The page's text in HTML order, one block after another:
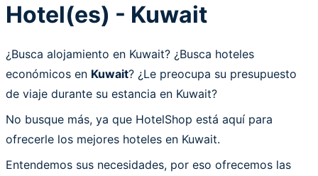
Hotel(es) - Kuwait
¿Busca alojamiento en Kuwait? ¿Busca hoteles
económicos en Kuwait? ¿Le preocupa su presupuesto
de viaje durante su estancia en Kuwait?
No busque más, ya que HotelShop está aquí para
ofrecerle los mejores hoteles en Kuwait.
Entendemos sus necesidades, por eso ofrecemos las